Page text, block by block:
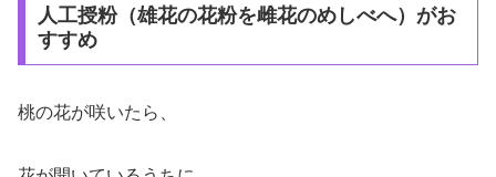
人工授粉（雄花の花粉を雌花のめしべへ）がお
すすめ
桃の花が咲いたら、